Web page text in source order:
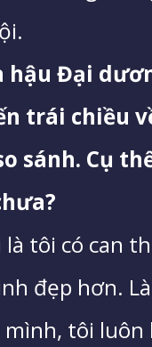
hậu Đại
trái chiều
sánh. Cụ
tôi có can
đẹp hơn.
mình, tôi